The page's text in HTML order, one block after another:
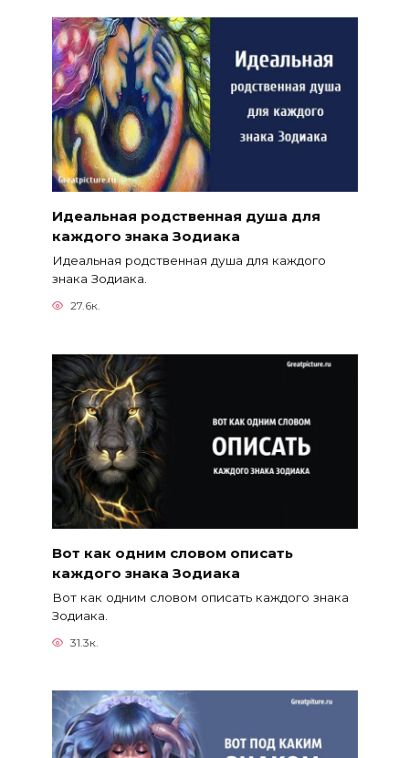
Идеальная родственная душа для
каждого знака Зодиака
Идеальная родственная душа для каждого
знака Зодиака.
27.6к.
Вот как одним словом описать
каждого знака Зодиака
Вот как одним словом описать каждого знака
Зодиака.
31.3к.